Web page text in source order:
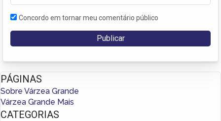
Concordo em tornar meu comentário público
PÁGINAS
Sobre Várzea Grande
Várzea Grande Mais
CATEGORIAS